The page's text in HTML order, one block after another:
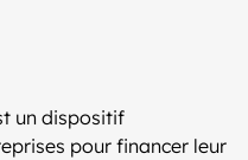
un dispositif
pour financer leur